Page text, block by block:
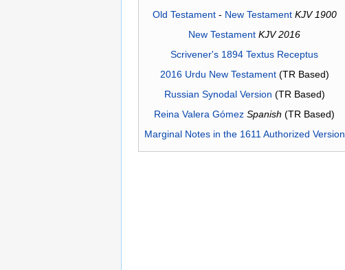
Old Testament- New Testament KJV 1900
New Testament KJV 2016
Scrivener's 1894 Textus Receptus
2016 Urdu New Testament(TR Based)
Russian Synodal Version (TR Based)
Reina Valera Gómez Spanish (TR Based)
Marginal Notes in the 1611 Authorized Version